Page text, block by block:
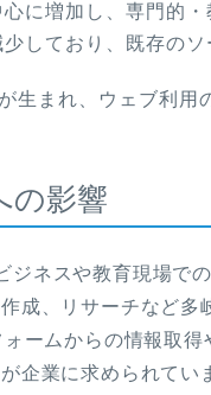
に増加し、専門的・
しており、既存の
生まれ、ウェブ利用
の影響
ネスや教育現場で
成、リサーチなど多
ームからの情報取得
企業に求められてい